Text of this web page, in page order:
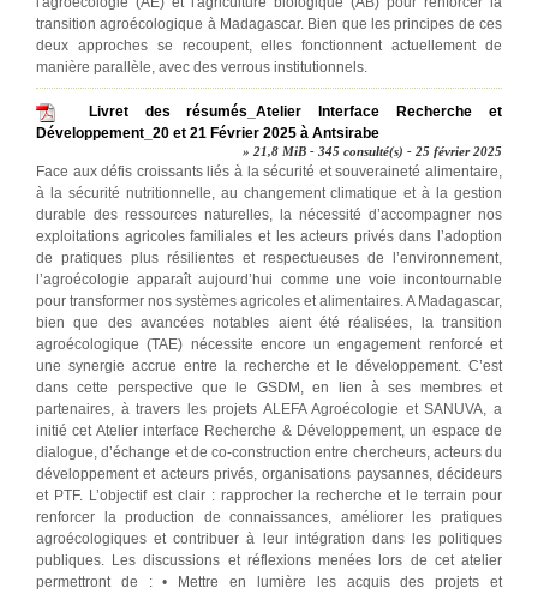
transition agroécologique à Madagascar. Bien que les principes de ces
deux approches se recoupent, elles fonctionnent actuellement de
manière parallèle, avec des verrous institutionnels.
Livret des résumés_Atelier Interface Recherche et
Développement_20 et 21 Février 2025 à Antsirabe
» 21,8 MiB - 345 consulté(s) - 25 février 2025
Face aux défis croissants liés à la sécurité et souveraineté alimentaire,
à la sécurité nutritionnelle, au changement climatique et à la gestion
durable des ressources naturelles, la nécessité d’accompagner nos
exploitations agricoles familiales et les acteurs privés dans l’adoption
de pratiques plus résilientes et respectueuses de l’environnement,
l’agroécologie apparaît aujourd’hui comme une voie incontournable
pour transformer nos systèmes agricoles et alimentaires. A Madagascar,
bien que des avancées notables aient été réalisées, la transition
agroécologique (TAE) nécessite encore un engagement renforcé et
une synergie accrue entre la recherche et le développement. C’est
dans cette perspective que le GSDM, en lien à ses membres et
partenaires, à travers les projets ALEFA Agroécologie et SANUVA, a
initié cet Atelier interface Recherche & Développement, un espace de
dialogue, d’échange et de co-construction entre chercheurs, acteurs du
développement et acteurs privés, organisations paysannes, décideurs
et PTF. L’objectif est clair : rapprocher la recherche et le terrain pour
renforcer la production de connaissances, améliorer les pratiques
agroécologiques et contribuer à leur intégration dans les politiques
publiques. Les discussions et réflexions menées lors de cet atelier
permettront de : • Mettre en lumière les acquis des projets et